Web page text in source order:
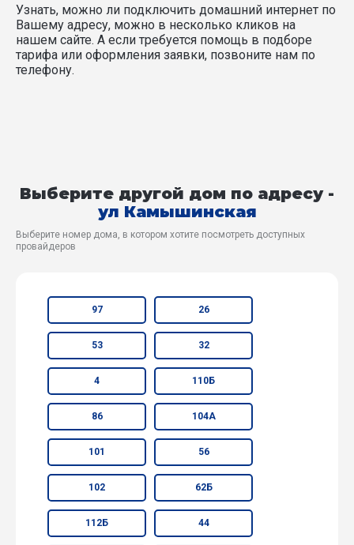
Узнать, можно ли подключить домашний интернет по
Вашему адресу, можно в несколько кликов на
нашем сайте. А если требуется помощь в подборе
тарифа или оформления заявки, позвоните нам по
телефону.
Выберите другой дом по адресу -
ул Камышинская
Выберите номер дома, в котором хотите посмотреть доступных
провайдеров
97 26
53 32
4 110Б
86 104А
101 56
102 62Б
112Б 44